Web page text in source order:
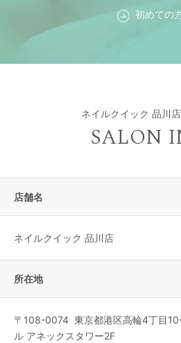
初めての
ネイルクイック 品川
SALON
店舗名
ネイルクイック 品川店
所在地
〒 108-0074 東京都港区高輪4丁目
ル アネックスタワー2F